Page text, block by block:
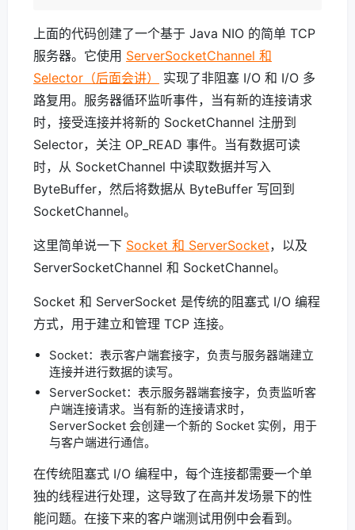
上面的代码创建了一个基于 Java NIO 的简单 TCP
服务器。它使用 ServerSocketChannel 和
Selector（后面会讲）
实现了非阻塞 I/O 和 I/O 多
路复用。服务器循环监听事件，当有新的连接请求
时，接受连接并将新的 SocketChannel 注册到
Selector，关注 OP_READ 事件。当有数据可读
时，从 SocketChannel 中读取数据并写入
ByteBuffer，然后将数据从 ByteBuffer 写回到
SocketChannel。
这里简单说一下 Socket 和 ServerSocket，以及
ServerSocketChannel 和 SocketChannel。
Socket 和 ServerSocket 是传统的阻塞式 I/O 编程
方式，用于建立和管理 TCP 连接。
Socket：表示客户端套接字，负责与服务器端建立
连接并进行数据的读写。
ServerSocket：表示服务器端套接字，负责监听客
户端连接请求。当有新的连接请求时，
ServerSocket 会创建一个新的 Socket 实例，用于
与客户端进行通信。
在传统阻塞式 I/O 编程中，每个连接都需要一个单
独的线程进行处理，这导致了在高并发场景下的性
能问题。在接下来的客户端测试用例中会看到。